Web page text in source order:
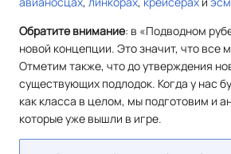
Обратите внимание: в «Подводном
новой концепции. Это значит, что все
Отметим также, что до утверждения
существующих подлодок. Когда у нас
как класса в целом, мы подготовим и
которые уже вышли в игре.